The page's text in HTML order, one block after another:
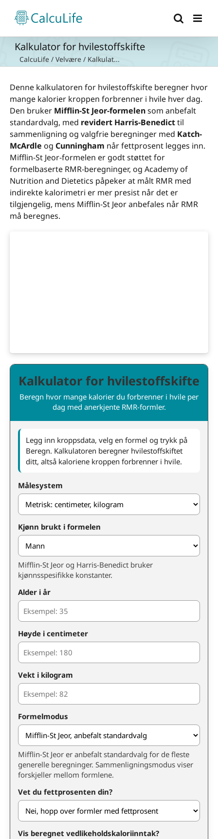
content
Kalkulator for hvilestoffskifte
CalcuLife / Velvære / Kalkulat...
Denne kalkulatoren for hvilestoffskifte beregner hvor
mange kalorier kroppen forbrenner i hvile hver dag.
Den bruker Mifflin-St Jeor-formelensom anbefalt
standardvalg, med revidert Harris-Benedicttil
sammenligning og valgfrie beregninger med Katch-
McArdle og Cunningham når fettprosent legges inn.
Mifflin-St Jeor-formelen er godt støttet for
formelbaserte RMR-beregninger, og Academy of
Nutrition and Dietetics påpeker at målt RMR med
indirekte kalorimetri er mer presist når det er
tilgjengelig, mens Mifflin-St Jeor anbefales når RMR
må beregnes.
Kalkulator for hvilestoffskifte
Beregn hvor mange kalorier du forbrenner i hvile per
dag med anerkjente RMR-formler.
Legg inn kroppsdata, velg en formel og trykk på
Beregn. Kalkulatoren beregner hvilestoffskiftet
ditt, altså kaloriene kroppen forbrenner i hvile.
Målesystem
Kjønn brukt i formelen
Mifflin-St Jeor og Harris-Benedict bruker
kjønnsspesifikke konstanter.
Alder i år
Høyde i centimeter
Vekt i kilogram
Formelmodus
Mifflin-St Jeor er anbefalt standardvalg for de fleste
generelle beregninger. Sammenligningsmodus viser
forskjeller mellom formlene.
Vet du fettprosenten din?
Vis beregnet vedlikeholdskaloriinntak?